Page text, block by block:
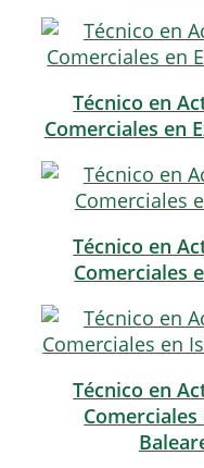
Técnico en
Comerciales en
Técnico en
Comerciales
Técnico en
Comerciales